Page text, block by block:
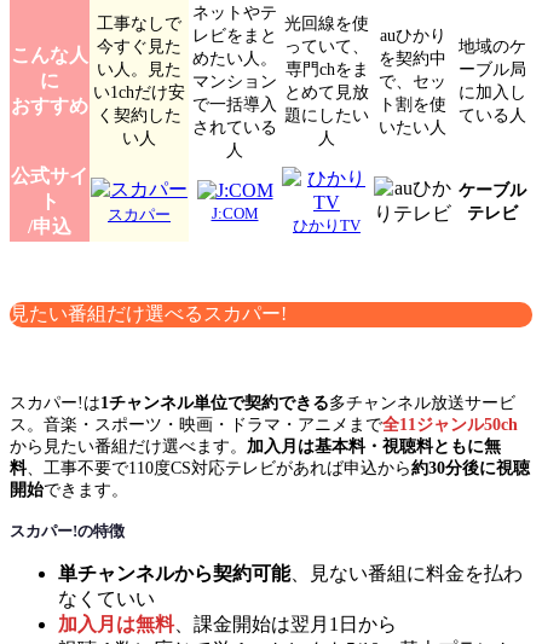
こんな人
に
おすすめ
工事なしで
今すぐ見た
い人。見た
い1chだけ安
く契約した
い人
ネットやテ
レビをまと
めたい人。
マンション
で一括導入
されている
人
光回線を使
っていて、
専門chをま
とめて見放
題にしたい
人
auひかり
を契約中
で、セッ
ト割を使
いたい人
地域のケ
ーブル局
に加入し
ている人
公式サイ
ト
/申込
スカパー J:COM
ひかりTV
ケーブル
テレビ
見たい番組だけ選べるスカパー!
スカパー!は1チャンネル単位で契約できる多チャンネル放送サービ
ス。音楽・スポーツ・映画・ドラマ・アニメまで全11ジャンル50ch
から見たい番組だけ選べます。 加入月は基本料・視聴料ともに無
料、工事不要で110度CS対応テレビがあれば申込から約30分後に視聴
開始できます。
スカパー!の特徴
単チャンネルから契約可能、見ない番組に料金を払わ
なくていい
加入月は無料、課金開始は翌月1日から